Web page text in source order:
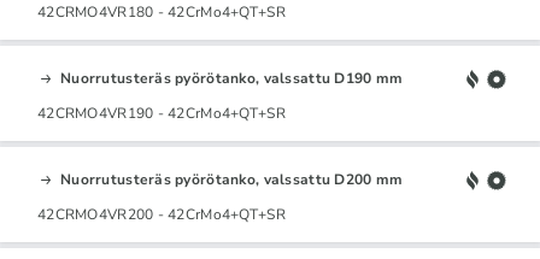
42CRMO4VR180 - 42CrMo4+QT+SR
Nuorrutusteräs pyörötanko, valssattu D190 mm
42CRMO4VR190 - 42CrMo4+QT+SR
Nuorrutusteräs pyörötanko, valssattu D200 mm
42CRMO4VR200 - 42CrMo4+QT+SR